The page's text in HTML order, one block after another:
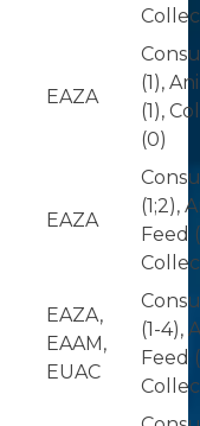
EAZA
(1),
(1),
(0)
EAZA
(1;2),
Feed
EAZA,
EAAM,
EUAC
(1-4),
Feed